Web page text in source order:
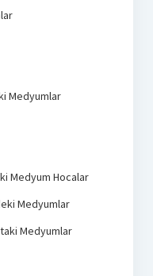
Medyumlar
Medyum Hocalar
Medyumlar
Medyumlar